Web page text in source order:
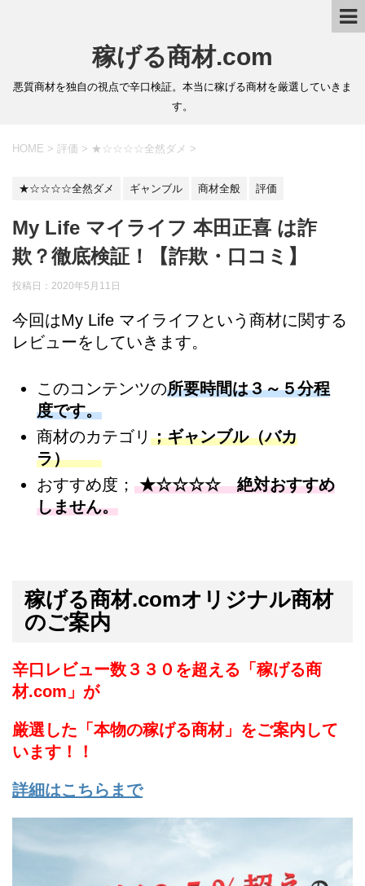
稼げる商材.com
悪質商材を独自の視点で辛口検証。本当に稼げる商材を厳選していきま
す。
HOME > 評価 > ★☆☆☆☆全然ダメ >
★☆☆☆☆全然ダメ ギャンブル 商材全般 評価
My Life マイライフ 本田正喜 は詐
欺？徹底検証！【詐欺・口コミ】
投稿日：2020年5月11日
今回はMy Life マイライフという商材に関する
レビューをしていきます。
このコンテンツの所要時間は３～５分程
度です。
商材のカテゴリ ；ギャンブル（バカ
ラ）
おすすめ度； ★☆☆☆☆ 絶対おすすめ
しません。
稼げる商材.comオリジナル商材
のご案内
辛口レビュー数３３０を超える「稼げる商
材.com」が
厳選した「本物の稼げる商材」をご案内して
います！！
詳細はこちらまで